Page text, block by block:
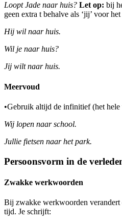
Loopt Jade naar huis? Let op: bij
geen extra t behalve als ‘jij’ voor
Hij wil naar huis.
Wil je naar huis?
Jij wilt naar huis.
Meervoud
•Gebruik altijd de infinitief (het
Wij lopen naar school.
Jullie fietsen naar het park.
Persoonsvorm in de
Zwakke werkwoorden
Bij zwakke werkwoorden verandert
tijd. Je schrijft: